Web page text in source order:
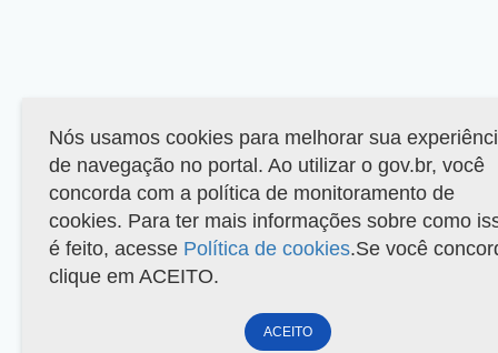
Nós usamos cookies para melhorar sua
de navegação no portal. Ao utilizar o gov.br, você
concorda com a política de monitoramento de
cookies. Para ter mais informações sobre como
é feito, acesse Política de cookies.Se você
clique em ACEITO.
ACEITO